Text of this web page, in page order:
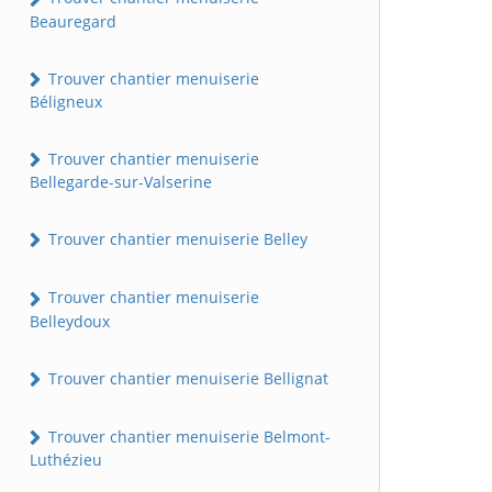
Beauregard
Trouver chantier menuiserie
Béligneux
Trouver chantier menuiserie
Bellegarde-sur-Valserine
Trouver chantier menuiserie Belley
Trouver chantier menuiserie
Belleydoux
Trouver chantier menuiserie Bellignat
Trouver chantier menuiserie Belmont-
Luthézieu